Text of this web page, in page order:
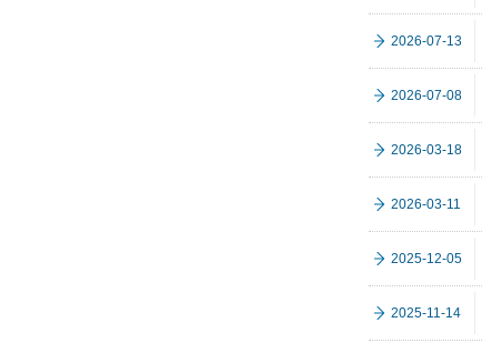
2026-07-13
2026-07-08
2026-03-18
2026-03-11
2025-12-05
2025-11-14